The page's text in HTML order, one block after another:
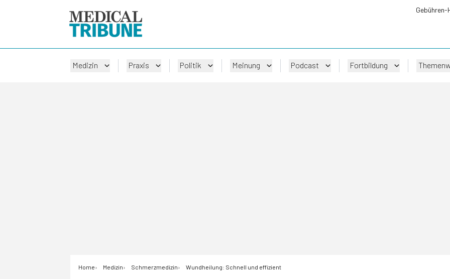
Gebühren-
Medizin Praxis Politik Meinung Podcast Fortbildung
Home Medizin Schmerzmedizin Wundheilung: Schnell und effizient